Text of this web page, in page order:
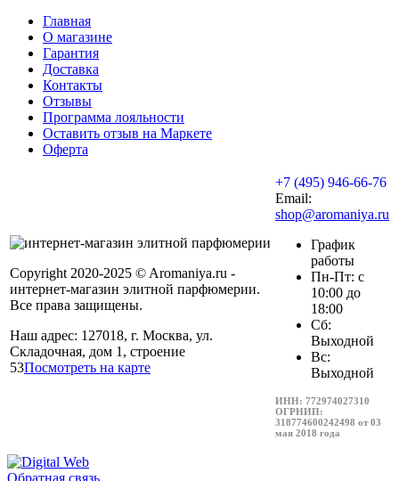
Главная
О магазине
Гарантия
Доставка
Контакты
Отзывы
Программа лояльности
Оставить отзыв на Маркете
Оферта
Copyright 2020-2025 © Aromaniya.ru -
интернет-магазин элитной парфюмерии.
Все права защищены.
Наш адрес: 127018, г. Москва, ул.
Складочная, дом 1, строение
53Посмотреть на карте
+7 (495) 946-66-76
Email:
shop@aromaniya.ru
График
работы
Пн-Пт: с
10:00 до
18:00
Сб:
Выходной
Вс:
Выходной
ИНН: 772974027310
ОГРНИП:
318774600242498 от 03
мая 2018 года